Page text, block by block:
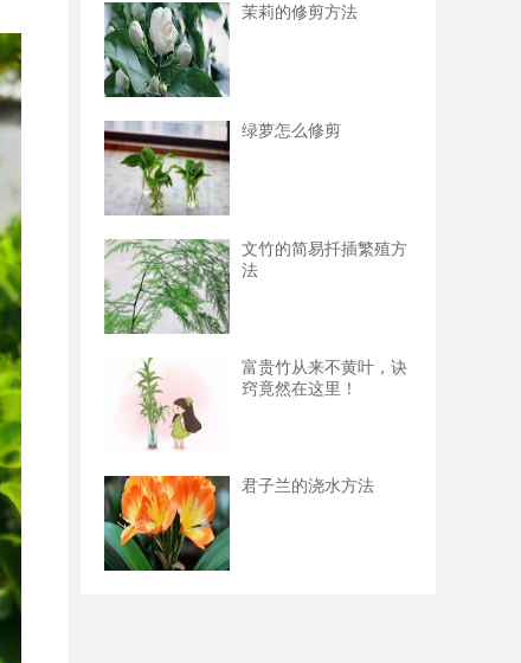
茉莉的修剪方法
绿萝怎么修剪
文竹的简易扦插繁殖方
法
富贵竹从来不黄叶，诀
窍竟然在这里！
君子兰的浇水方法